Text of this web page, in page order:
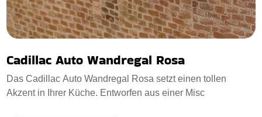
Cadillac Auto Wandregal Rosa
Das Cadillac Auto Wandregal Rosa setzt einen tollen
Akzent in Ihrer Küche. Entworfen aus einer Misc